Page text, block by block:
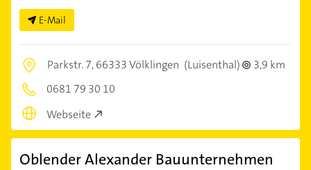
E-Mail
Parkstr. 7,66333 Völklingen (Luisenthal)
3,9 km
0681 79 30 10
Webseite
Oblender Alexander Bauunternehmen